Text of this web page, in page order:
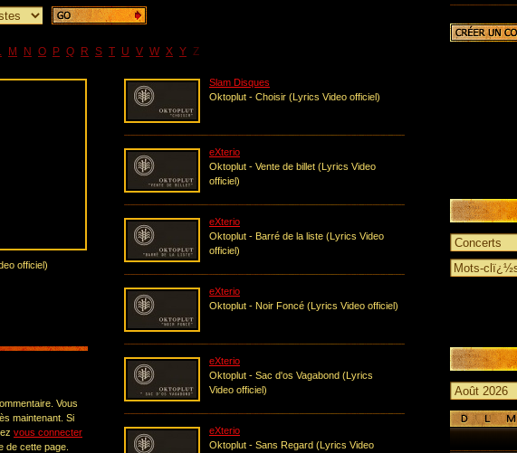
M N O P Q R S T U V W X Y Z
officiel)
Vous
maintenant. Si
vous connecter
de cette page.
Slam Disques
Oktoplut - Choisir (Lyrics Video officiel)
eXterio
Oktoplut - Vente de billet (Lyrics Video
officiel)
eXterio
Oktoplut - Barré de la liste (Lyrics Video
officiel)
eXterio
Oktoplut - Noir Foncé (Lyrics Video officiel)
eXterio
Oktoplut - Sac d'os Vagabond (Lyrics
Video officiel)
eXterio
Oktoplut - Sans Regard (Lyrics Video